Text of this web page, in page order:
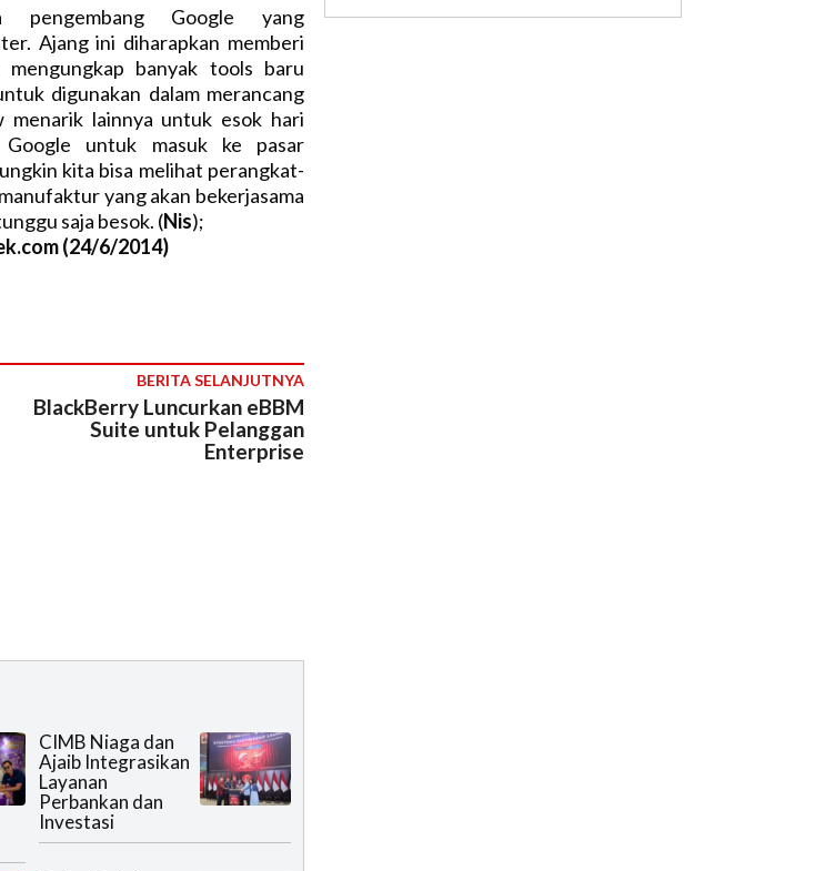
Google yang
Ajang ini diharapkan memberi
mengungkap banyak tools baru
digunakan dalam merancang
menarik lainnya untuk esok hari
untuk masuk ke pasar
kita bisa melihat perangkat-
yang akan bekerjasama
saja besok. (Nis);
(24/6/2014)
BERITA SELANJUTNYA
BlackBerry Luncurkan eBBM
Suite untuk Pelanggan
Enterprise
CIMB Niaga dan
Ajaib Integrasikan
Layanan
Perbankan dan
Investasi